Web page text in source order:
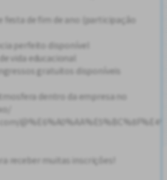
festa de fim de ano (participação
perfeito disponível
vida educacional
gratuitos disponíveis
dentro da empresa no
receber muitas inscrições!